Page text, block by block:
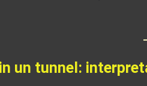
un tunnel: